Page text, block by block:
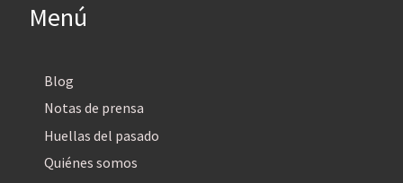
Menú
Blog
Notas de prensa
Huellas del pasado
Quiénes somos